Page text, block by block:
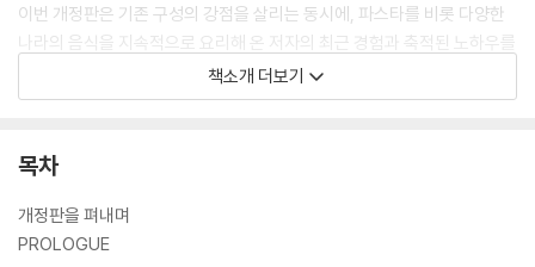
이번 개정판은 기존 구성의 강점을 살리는 동시에, 파스타를 비롯 다양한
나라의 음식을 지속적으로 요리해 온 저자의 최근 경험과 축적된 노하우를
바탕으로 네 가지 새로운 레시피를 추가해 완성도를 높였다. 그중 세 가지
‘달걀장 스파게티’ ‘가지 콜드 카펠리니’ ‘감태페스토 엔젤헤어’는 백지혜
오 에 페페’는 식당의 시그니처 메뉴로 선보여 온 이탈리아의 대표 파스타
이 책은 단순한 요리책을 넘어, 누구나 실패 없이 자신만의 파스타를 완성
책소개 더보기
목차
개정판을 펴내며
PROLOGUE